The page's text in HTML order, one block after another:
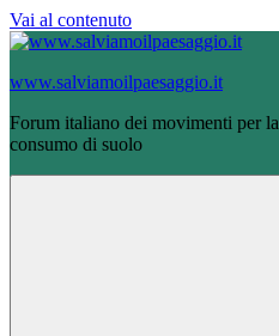
Vai al contenuto
www.salviamoilpaesaggio.it
Forum italiano dei movimenti per
consumo di suolo